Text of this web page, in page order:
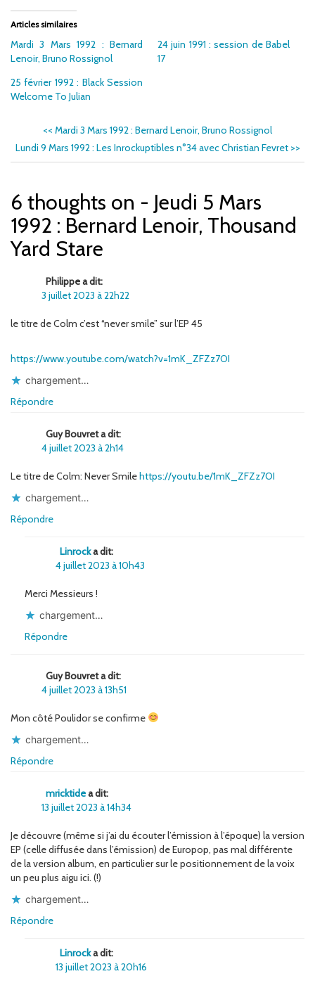
Articles similaires
Mardi 3 Mars 1992 : Bernard
Lenoir, Bruno Rossignol
24 juin 1991 : session de Babel
17
25 février 1992 : Black Session
Welcome To Julian
<< Mardi 3 Mars 1992 : Bernard Lenoir, Bruno Rossignol
Lundi 9 Mars 1992 : Les Inrockuptibles n°34 avec Christian Fevret >>
6 thoughts on - Jeudi 5 Mars
1992 : Bernard Lenoir, Thousand
Yard Stare
Philippe a dit:
3 juillet 2023 à 22h22
le titre de Colm c’est “never smile” sur l’EP 45
https://www.youtube.com/watch?v=1mK_ZFZz7OI
chargement…
Répondre
Guy Bouvret a dit:
4 juillet 2023 à 2h14
Le titre de Colm: Never Smilehttps://youtu.be/1mK_ZFZz7OI
chargement…
Répondre
Linrocka dit:
4 juillet 2023 à 10h43
Merci Messieurs !
chargement…
Répondre
Guy Bouvret a dit:
4 juillet 2023 à 13h51
Mon côté Poulidor se confirme
chargement…
Répondre
mricktidea dit:
13 juillet 2023 à 14h34
Je découvre (même si j’ai du écouter l’émission à l’époque) la version
EP (celle diffusée dans l’émission) de Europop, pas mal différente
de la version album, en particulier sur le positionnement de la voix
un peu plus aigu ici. (!)
chargement…
Répondre
Linrocka dit:
13 juillet 2023 à 20h16